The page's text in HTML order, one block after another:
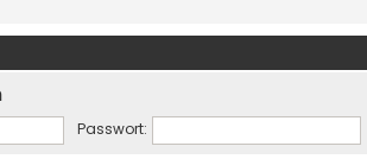
Passwort: